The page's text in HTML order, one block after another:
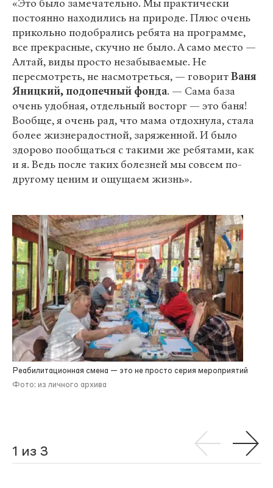
«Это было замечательно. Мы практически
постоянно находились на природе. Плюс очень
прикольно подобрались ребята на программе,
все прекрасные, скучно не было. А само место —
Алтай, виды просто незабываемые. Не
пересмотреть, не насмотреться, — говоритВаня
Яницкий, подопечный фонда. — Сама база
очень удобная, отдельный восторг — это баня!
Вообще, я очень рад, что мама отдохнула, стала
более жизнерадостной, заряженной. И было
здорово пообщаться с такими же ребятами, как
и я. Ведь после таких болезней мы совсем по-
другому ценим и ощущаем жизнь».
Реабилитационная смена — это не просто серия мероприятий
Фото: из личного архива
1 из 3